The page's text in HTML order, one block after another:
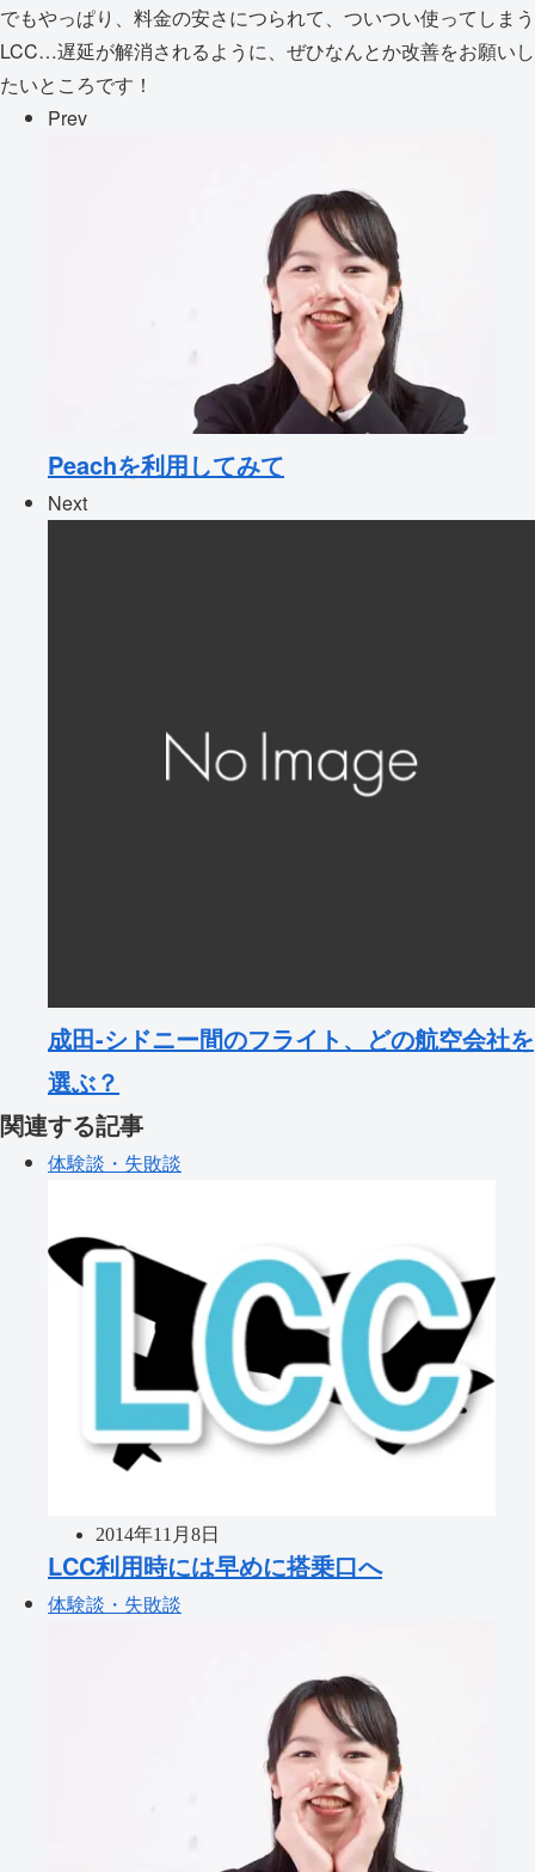
でもやっぱり、料金の安さにつられて、ついつい使ってしまう
LCC…遅延が解消されるように、ぜひなんとか改善をお願いし
たいところです！
Prev
Peachを利用してみて
Next
成田-シドニー間のフライト、どの航空会社を
選ぶ？
関連する記事
体験談・失敗談
2014年11月8日
LCC利用時には早めに搭乗口へ
体験談・失敗談